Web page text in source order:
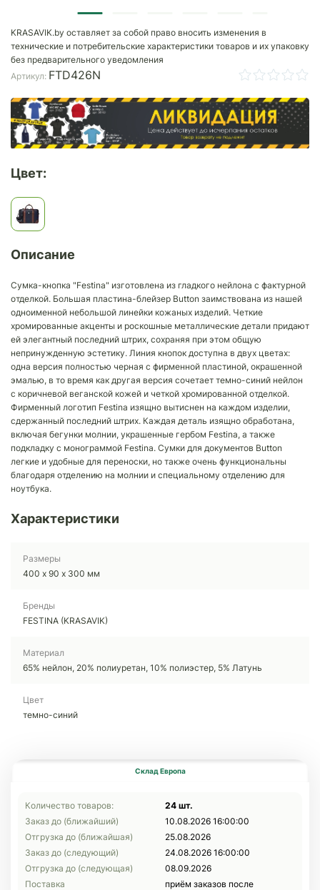
KRASAVIK.by оставляет за собой право вносить изменения в
технические и потребительские характеристики товаров и их упаковку
без предварительного уведомления
Артикул: FTD426N
Цвет:
Описание
Сумка-кнопка "Festina" изготовлена ​​из гладкого нейлона с фактурной
отделкой. Большая пластина-блейзер Button заимствована из нашей
одноименной небольшой линейки кожаных изделий. Четкие
хромированные акценты и роскошные металлические детали придают
ей элегантный последний штрих, сохраняя при этом общую
непринужденную эстетику. Линия кнопок доступна в двух цветах:
одна версия полностью черная с фирменной пластиной, окрашенной
эмалью, в то время как другая версия сочетает темно-синий нейлон
с коричневой веганской кожей и четкой хромированной отделкой.
Фирменный логотип Festina изящно вытиснен на каждом изделии,
сдержанный последний штрих. Каждая деталь изящно обработана,
включая бегунки молнии, украшенные гербом Festina, а также
подкладку с монограммой Festina. Сумки для документов Button
легкие и удобные для переноски, но также очень функциональны
благодаря отделению на молнии и специальному отделению для
ноутбука.
Характеристики
Размеры
400 х 90 х 300 мм
Бренды
FESTINA (KRASAVIK)
Материал
65% нейлон, 20% полиуретан, 10% полиэстер, 5% Латунь
Цвет
темно-синий
Склад Европа
Количество товаров:
24 шт.
Заказ до (ближайший)
10.08.2026 16:00:00
Отгрузка до (ближайшая)
25.08.2026
Заказ до (следующий)
24.08.2026 16:00:00
Отгрузка до (следующая)
08.09.2026
Поставка
приём заказов после